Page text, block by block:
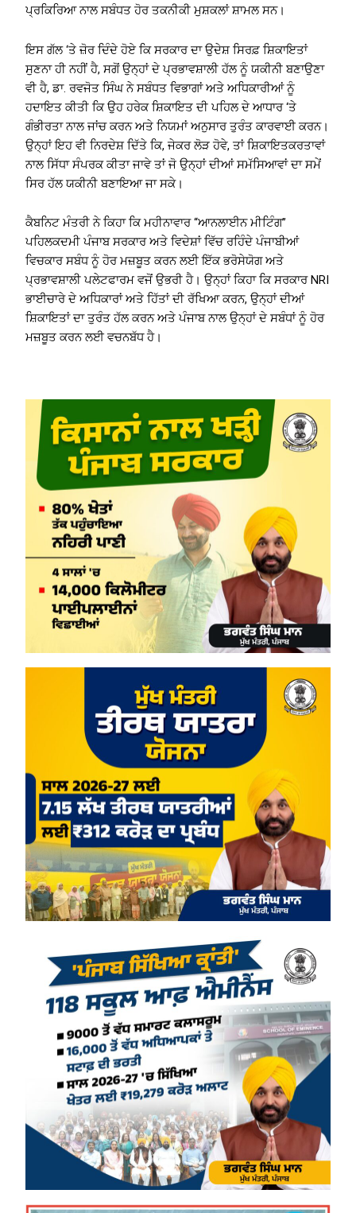
ਪ੍ਰਕਿਰਿਆ ਨਾਲ ਸਬੰਧਤ ਹੋਰ ਤਕਨੀਕੀ ਮੁਸ਼ਕਲਾਂ ਸ਼ਾਮਲ ਸਨ।
ਇਸ ਗੱਲ ‘ਤੇ ਜ਼ੋਰ ਦਿੰਦੇ ਹੋਏ ਕਿ ਸਰਕਾਰ ਦਾ ਉਦੇਸ਼ ਸਿਰਫ਼ ਸ਼ਿਕਾਇਤਾਂ
ਸੁਣਨਾ ਹੀ ਨਹੀਂ ਹੈ, ਸਗੋਂ ਉਨ੍ਹਾਂ ਦੇ ਪ੍ਰਭਾਵਸ਼ਾਲੀ ਹੱਲ ਨੂੰ ਯਕੀਨੀ ਬਣਾਉਣਾ
ਵੀ ਹੈ, ਡਾ. ਰਵਜੋਤ ਸਿੰਘ ਨੇ ਸਬੰਧਤ ਵਿਭਾਗਾਂ ਅਤੇ ਅਧਿਕਾਰੀਆਂ ਨੂੰ
ਹਦਾਇਤ ਕੀਤੀ ਕਿ ਉਹ ਹਰੇਕ ਸ਼ਿਕਾਇਤ ਦੀ ਪਹਿਲ ਦੇ ਆਧਾਰ ‘ਤੇ
ਗੰਭੀਰਤਾ ਨਾਲ ਜਾਂਚ ਕਰਨ ਅਤੇ ਨਿਯਮਾਂ ਅਨੁਸਾਰ ਤੁਰੰਤ ਕਾਰਵਾਈ ਕਰਨ।
ਉਨ੍ਹਾਂ ਇਹ ਵੀ ਨਿਰਦੇਸ਼ ਦਿੱਤੇ ਕਿ, ਜੇਕਰ ਲੋੜ ਹੋਵੇ, ਤਾਂ ਸ਼ਿਕਾਇਤਕਰਤਾਵਾਂ
ਨਾਲ ਸਿੱਧਾ ਸੰਪਰਕ ਕੀਤਾ ਜਾਵੇ ਤਾਂ ਜੋ ਉਨ੍ਹਾਂ ਦੀਆਂ ਸਮੱਸਿਆਵਾਂ ਦਾ ਸਮੇਂ
ਸਿਰ ਹੱਲ ਯਕੀਨੀ ਬਣਾਇਆ ਜਾ ਸਕੇ।
ਕੈਬਨਿਟ ਮੰਤਰੀ ਨੇ ਕਿਹਾ ਕਿ ਮਹੀਨਾਵਾਰ “ਆਨਲਾਈਨ ਮੀਟਿੰਗ”
ਪਹਿਲਕਦਮੀ ਪੰਜਾਬ ਸਰਕਾਰ ਅਤੇ ਵਿਦੇਸ਼ਾਂ ਵਿੱਚ ਰਹਿੰਦੇ ਪੰਜਾਬੀਆਂ
ਵਿਚਕਾਰ ਸਬੰਧ ਨੂੰ ਹੋਰ ਮਜ਼ਬੂਤ ​​ਕਰਨ ਲਈ ਇੱਕ ਭਰੋਸੇਯੋਗ ਅਤੇ
ਪ੍ਰਭਾਵਸ਼ਾਲੀ ਪਲੇਟਫਾਰਮ ਵਜੋਂ ਉਭਰੀ ਹੈ। ਉਨ੍ਹਾਂ ਕਿਹਾ ਕਿ ਸਰਕਾਰ NRI
ਭਾਈਚਾਰੇ ਦੇ ਅਧਿਕਾਰਾਂ ਅਤੇ ਹਿੱਤਾਂ ਦੀ ਰੱਖਿਆ ਕਰਨ, ਉਨ੍ਹਾਂ ਦੀਆਂ
ਸ਼ਿਕਾਇਤਾਂ ਦਾ ਤੁਰੰਤ ਹੱਲ ਕਰਨ ਅਤੇ ਪੰਜਾਬ ਨਾਲ ਉਨ੍ਹਾਂ ਦੇ ਸਬੰਧਾਂ ਨੂੰ ਹੋਰ
ਮਜ਼ਬੂਤ ​​ਕਰਨ ਲਈ ਵਚਨਬੱਧ ਹੈ।